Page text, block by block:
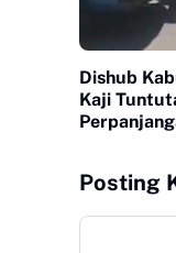
Dishub
Kaji
Posting